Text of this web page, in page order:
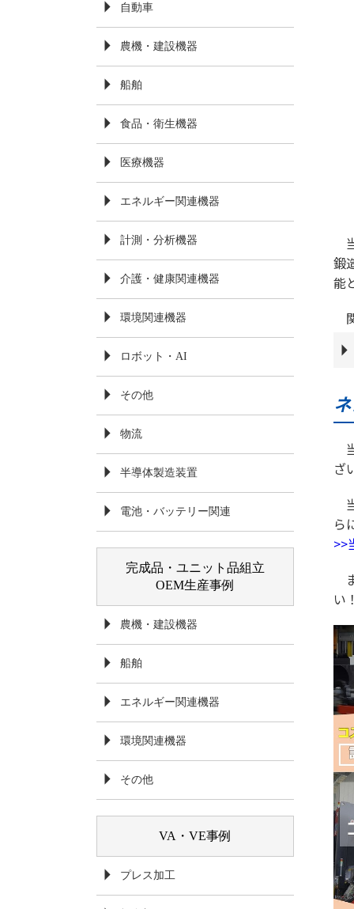
鍛
能
ざ
ら
>>
い
自動車
農機・建設機器
船舶
食品・衛生機器
医療機器
エネルギー関連機器
計測・分析機器
介護・健康関連機器
環境関連機器
ロボット・AI
その他
物流
半導体製造装置
電池・バッテリー関連
完成品・ユニット品組立
OEM生産事例
農機・建設機器
船舶
エネルギー関連機器
環境関連機器
その他
VA・VE事例
プレス加工